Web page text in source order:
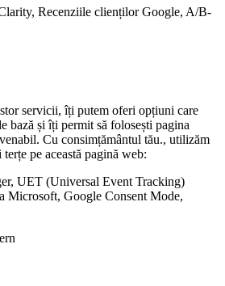
Recenziile clienților Google, A/B-
servicii, îți putem oferi opțiuni care
bază și îți permit să folosești pagina
Cu consimțământul tău., utilizăm
pe această pagină web:
UET (Universal Event Tracking)
Microsoft, Google Consent Mode,